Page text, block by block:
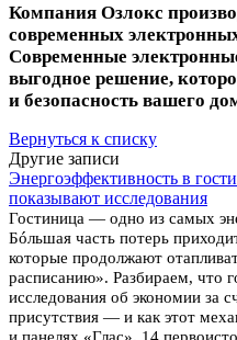
Компания Озлокс
современных
Современные
выгодное решение,
и безопасность вашего
Вернуться к списку
Другие записи
Энергоэффективность в
показывают исследования
Гостиница — одно из самых
Бóльшая часть потерь
которые продолжают
расписанию». Разбираем, что
исследования об экономии за
присутствия — и как этот